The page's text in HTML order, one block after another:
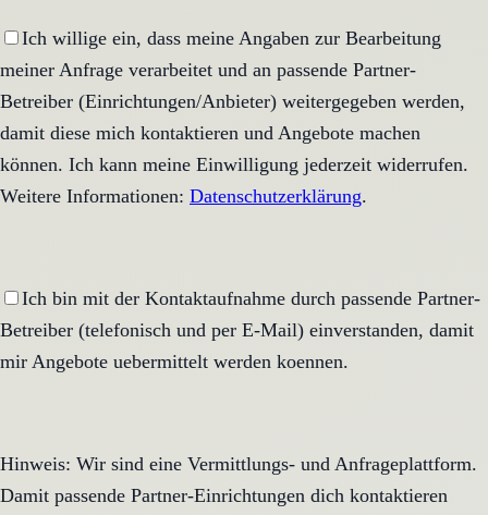
Ich willige ein, dass meine Angaben zur Bearbeitung
meiner Anfrage verarbeitet und an passende Partner-
Betreiber (Einrichtungen/Anbieter) weitergegeben werden,
damit diese mich kontaktieren und Angebote machen
können. Ich kann meine Einwilligung jederzeit widerrufen.
Weitere Informationen: Datenschutzerklärung.
Ich bin mit der Kontaktaufnahme durch passende Partner-
Betreiber (telefonisch und per E-Mail) einverstanden, damit
mir Angebote uebermittelt werden koennen.
Hinweis: Wir sind eine Vermittlungs- und Anfrageplattform.
Damit passende Partner-Einrichtungen dich kontaktieren